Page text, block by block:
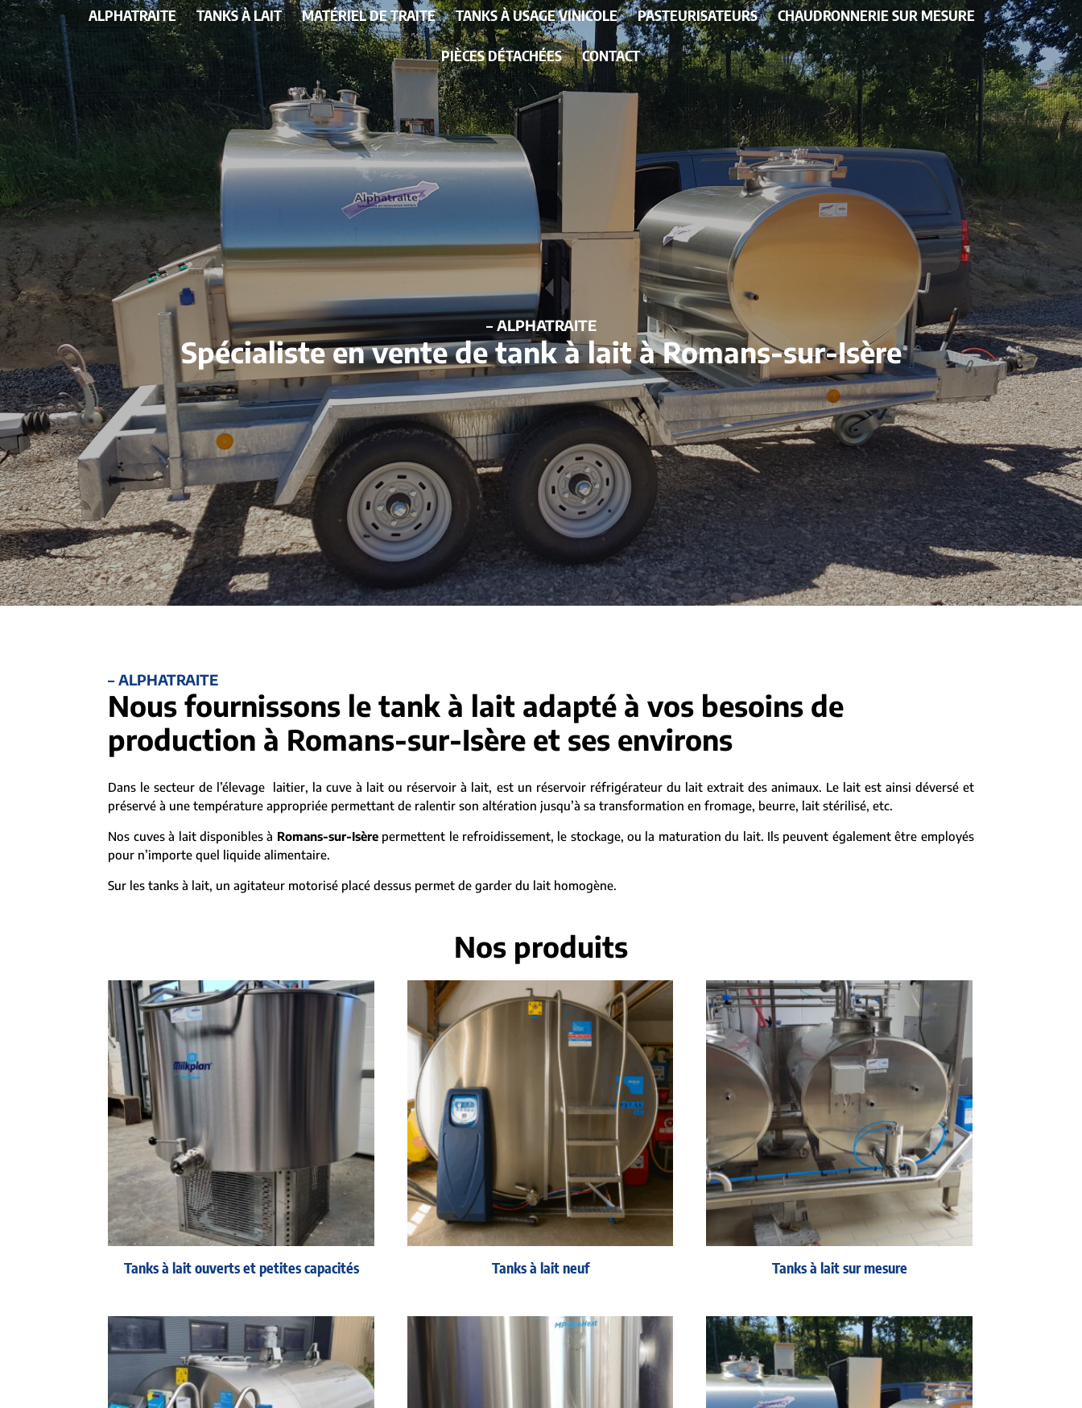
ALPHATRAITE TANKS À LAIT MATÉRIEL DE TRAITE TANKS À USAGE VINICOLE PASTEURISATEURS CHAUDRONNERIE SUR MESURE
PIÈCES DÉTACHÉES CONTACT
– ALPHATRAITE
Spécialiste en vente de tank à lait à Romans-sur-Isère
– ALPHATRAITE
Nous fournissons le tank à lait adapté à vos besoins de
production à Romans-sur-Isère et ses environs
Dans le secteur de l’élevage laitier, la cuve à lait ou réservoir à lait, est un réservoir réfrigérateur du lait extrait des animaux. Le lait est ainsi déversé et
préservé à une température appropriée permettant de ralentir son altération jusqu’à sa transformation en fromage, beurre, lait stérilisé, etc.
Nos cuves à lait disponibles à Romans-sur-Isèrepermettent le refroidissement, le stockage, ou la maturation du lait. Ils peuvent également être employés
pour n’importe quel liquide alimentaire.
Sur les tanks à lait, un agitateur motorisé placé dessus permet de garder du lait homogène.
Nos produits
Tanks à lait ouverts et petites capacités Tanks à lait neuf Tanks à lait sur mesure